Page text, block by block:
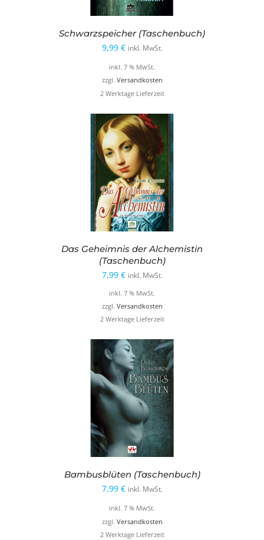
Schwarzspeicher (Taschenbuch)
9,99 € inkl. MwSt.
inkl. 7 % MwSt.
zzgl. Versandkosten
2 Werktage Lieferzeit
Das Geheimnis der Alchemistin
(Taschenbuch)
7,99 € inkl. MwSt.
inkl. 7 % MwSt.
zzgl. Versandkosten
2 Werktage Lieferzeit
Bambusblüten (Taschenbuch)
7,99 € inkl. MwSt.
inkl. 7 % MwSt.
zzgl. Versandkosten
2 Werktage Lieferzeit